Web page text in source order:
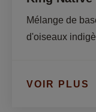
Mélange de
d'oiseaux
VOIR PLUS